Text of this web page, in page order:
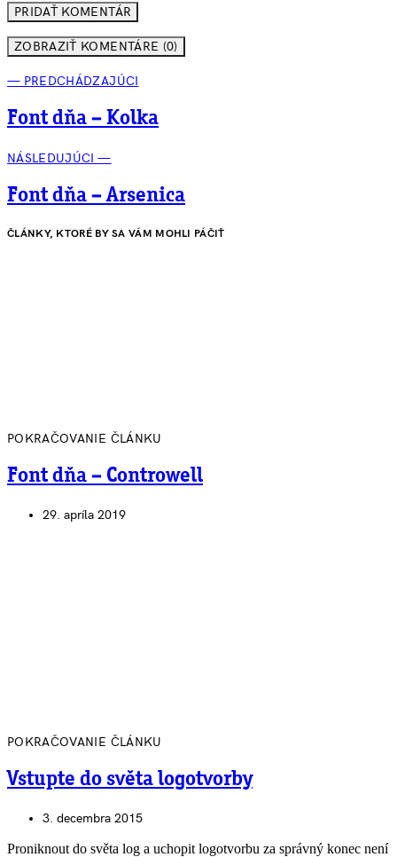
ZOBRAZIŤ KOMENTÁRE (0)
— PREDCHÁDZAJÚCI
Font dňa – Kolka
NÁSLEDUJÚCI —
Font dňa – Arsenica
ČLÁNKY, KTORÉ BY SA VÁM MOHLI PÁČIŤ
POKRAČOVANIE ČLÁNKU
Font dňa – Controwell
29. apríla 2019
POKRAČOVANIE ČLÁNKU
Vstupte do světa logotvorby
3. decembra 2015
Proniknout do světa log a uchopit logotvorbu za správný konec není